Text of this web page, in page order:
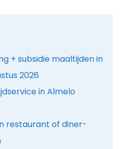
+ subsidie maaltijden in
2026
in Almelo
restaurant of diner-